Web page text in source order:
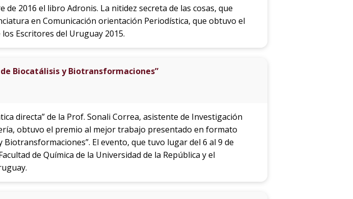
2016 el libro Adronis. La nitidez secreta de las cosas, que
en Comunicación orientación Periodística, que obtuvo el
Escritores del Uruguay 2015.
Biocatálisis y Biotransformaciones”
directa” de la Prof. Sonali Correa, asistente de Investigación
obtuvo el premio al mejor trabajo presentado en formato
El evento, que tuvo lugar del 6 al 9 de
de Química de la Universidad de la República y el